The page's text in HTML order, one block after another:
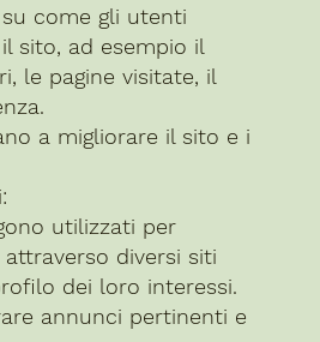
come gli utenti
sito, ad esempio il
le pagine visitate, il
a migliorare il sito e i
utilizzati per
diversi siti
dei loro interessi.
annunci pertinenti e